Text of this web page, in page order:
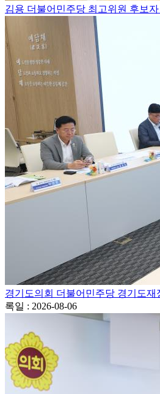
김용 더불어민주당 최고위원 후보자
경기도의회 더불어민주당 경기도재
록일 : 2026-08-06